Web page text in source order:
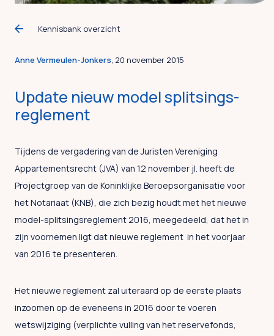
Kennisbank overzicht
Anne Vermeulen-Jonkers, 20 november 2015
Update nieuw model splitsings-
reglement
Tijdens de vergadering van de Juristen Vereniging
Appartementsrecht (JVA) van 12 november jl. heeft de
Projectgroep van de Koninklijke Beroepsorganisatie voor
het Notariaat (KNB), die zich bezig houdt met het nieuwe
model-splitsingsreglement 2016, meegedeeld, dat het in
zijn voornemen ligt dat nieuwe reglement in het voorjaar
van 2016 te presenteren.
Het nieuwe reglement zal uiteraard op de eerste plaats
inzoomen op de eveneens in 2016 door te voeren
wetswijziging (verplichte vulling van het reservefonds,